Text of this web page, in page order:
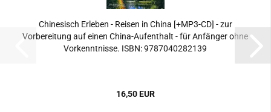
Chinesisch Erleben - Reisen in China [+MP3-CD] - zur
Vorbereitung auf einen China-Aufenthalt - für Anfänger ohne
Vorkenntnisse. ISBN: 9787040282139
16,50 EUR